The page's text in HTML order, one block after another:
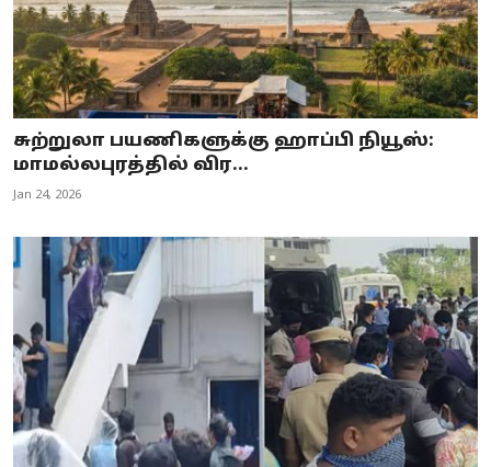
சுற்றுலா பயணிகளுக்கு ஹாப்பி நியூஸ்:
மாமல்லபுரத்தில் விர...
Jan 24, 2026